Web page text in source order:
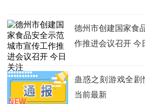
德州市创建国家食
作推进会议召开 今
蛊惑之刻游戏全剧
当前最新